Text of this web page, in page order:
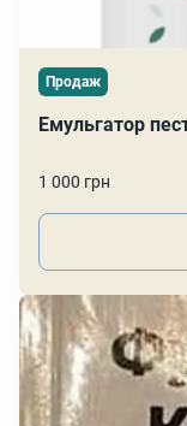
Продаж
Емульгатор
1 000 грн